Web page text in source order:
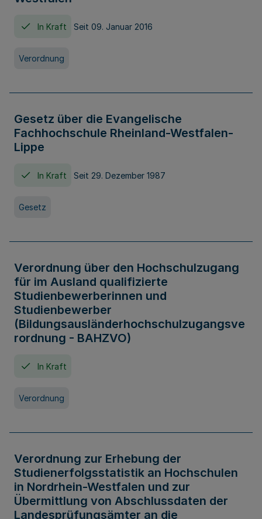
In Kraft Seit 09. Januar 2016
Verordnung
Gesetz über die Evangelische
Fachhochschule Rheinland-Westfalen-
Lippe
In Kraft Seit 29. Dezember 1987
Gesetz
Verordnung über den Hochschulzugang
für im Ausland qualifizierte
Studienbewerberinnen und
Studienbewerber
(Bildungsausländerhochschulzugangsve
rordnung - BAHZVO)
In Kraft
Verordnung
Verordnung zur Erhebung der
Studienerfolgsstatistik an Hochschulen
in Nordrhein-Westfalen und zur
Übermittlung von Abschlussdaten der
Landesprüfungsämter an die